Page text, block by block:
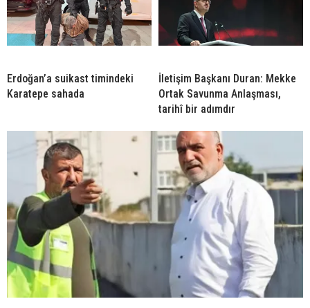
Erdoğan’a suikast timindeki
Karatepe sahada
İletişim Başkanı Duran: Mekke
Ortak Savunma Anlaşması,
tarihî bir adımdır